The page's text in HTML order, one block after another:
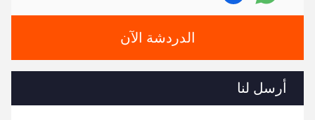
الدردشة الآن
أرسل لنا